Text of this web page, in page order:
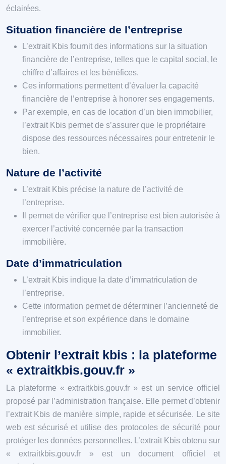
éclairées.
Situation financière de l’entreprise
L’extrait Kbis fournit des informations sur la situation
financière de l’entreprise, telles que le capital social, le
chiffre d’affaires et les bénéfices.
Ces informations permettent d’évaluer la capacité
financière de l’entreprise à honorer ses engagements.
Par exemple, en cas de location d’un bien immobilier,
l’extrait Kbis permet de s’assurer que le propriétaire
dispose des ressources nécessaires pour entretenir le
bien.
Nature de l’activité
L’extrait Kbis précise la nature de l’activité de
l’entreprise.
Il permet de vérifier que l’entreprise est bien autorisée à
exercer l’activité concernée par la transaction
immobilière.
Date d’immatriculation
L’extrait Kbis indique la date d’immatriculation de
l’entreprise.
Cette information permet de déterminer l’ancienneté de
l’entreprise et son expérience dans le domaine
immobilier.
Obtenir l’extrait kbis : la plateforme
« extraitkbis.gouv.fr »
La plateforme « extraitkbis.gouv.fr » est un service officiel
proposé par l’administration française. Elle permet d’obtenir
l’extrait Kbis de manière simple, rapide et sécurisée. Le site
web est sécurisé et utilise des protocoles de sécurité pour
protéger les données personnelles. L’extrait Kbis obtenu sur
« extraitkbis.gouv.fr » est un document officiel et